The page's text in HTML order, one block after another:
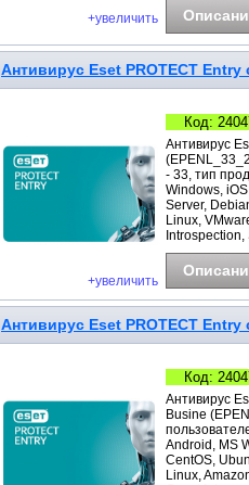
+увеличить
Антивирус Eset PROTECT
+увеличить
Код:
Антивирус
- 33, тип
Windows,
Server,
Linux,
Антивирус Eset PROTECT
Код:
Антивирус
Busine
Android, MS
CentOS,
Linux,